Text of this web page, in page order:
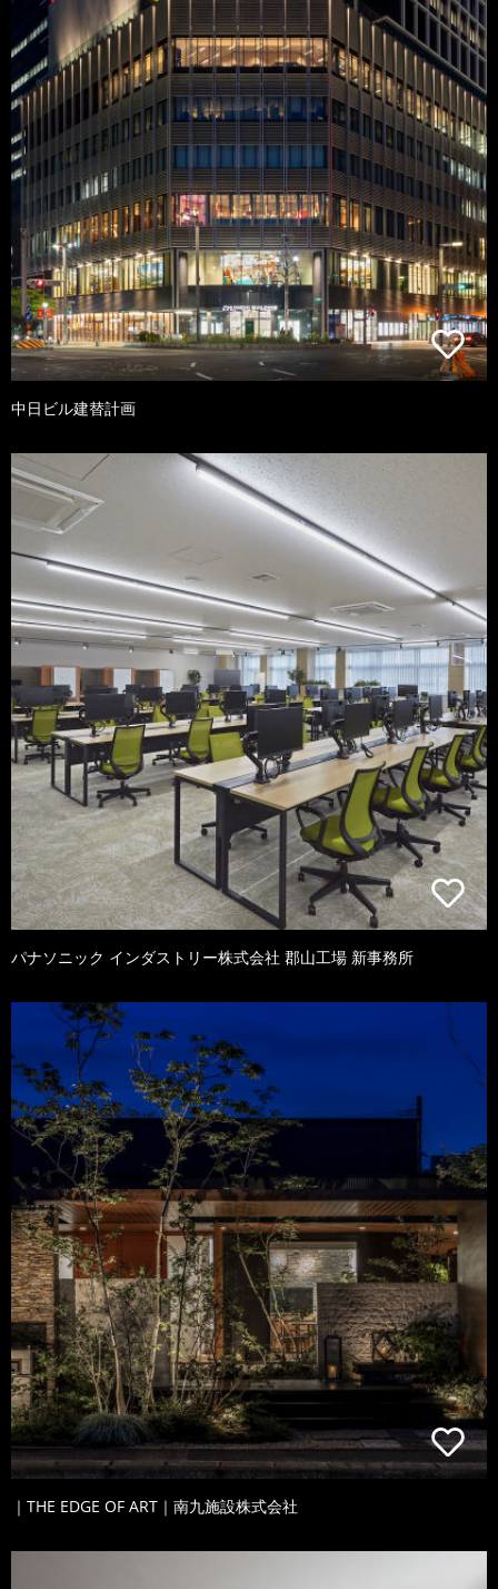
中日ビル建替計画
パナソニック インダストリー株式会社 郡山工場 新事務所
｜THE EDGE OF ART｜南九施設株式会社